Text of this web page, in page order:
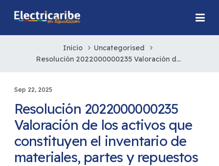
Inicio
Uncategorised
Resolución 2022000000235 Valoración de los activos que constituyen el inventario de materiales, partes y repuestos
Sep 22, 2025
Resolución 2022000000235
Valoración de los activos que
constituyen el inventario de
materiales, partes y repuestos